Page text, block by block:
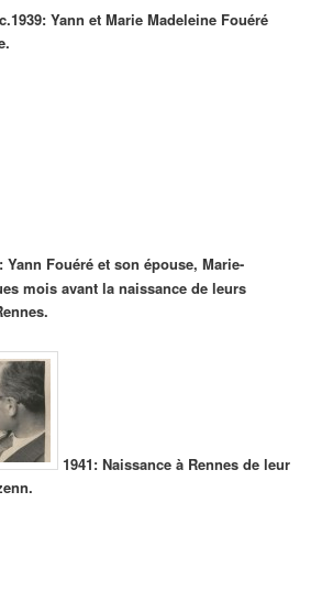
Yann et Marie Madeleine Fouéré
Yann Fouéré et son épouse, Marie-
mois avant la naissance de leurs
1941: Naissance à Rennes de leur